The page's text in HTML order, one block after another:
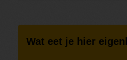
Wat eet je hier